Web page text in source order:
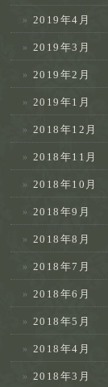
2019年4月
2019年3月
2019年2月
2019年1月
2018年12月
2018年11月
2018年10月
2018年9月
2018年8月
2018年7月
2018年6月
2018年5月
2018年4月
2018年3月